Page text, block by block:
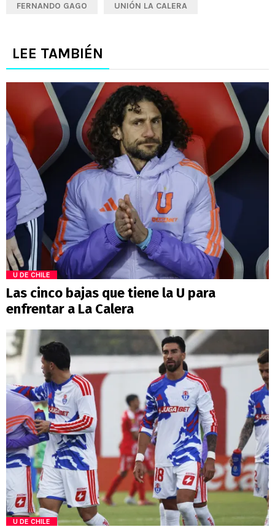
FERNANDO GAGO UNIÓN LA CALERA
LEE TAMBIÉN
U DE CHILE
Las cinco bajas que tiene la U para
enfrentar a La Calera
U DE CHILE